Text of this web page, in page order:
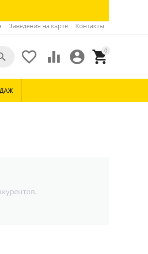
Заведения на карте Контакты
0


 